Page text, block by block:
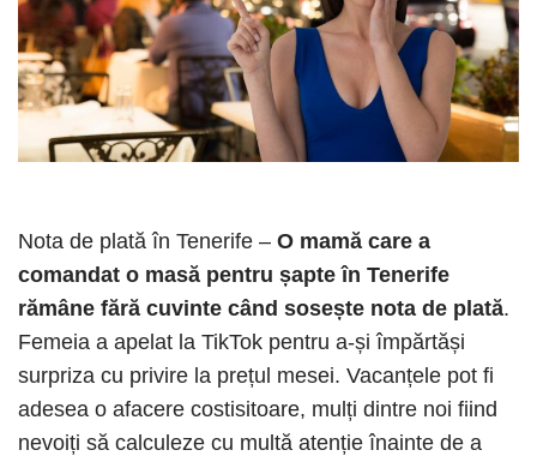
Nota de plată în Tenerife – O mamă care a
comandat o masă pentru șapte în Tenerife
rămâne fără cuvinte când sosește nota de plată.
Femeia a apelat la TikTok pentru a-și împărtăși
surpriza cu privire la prețul mesei. Vacanțele pot fi
adesea o afacere costisitoare, mulți dintre noi fiind
nevoiți să calculeze cu multă atenție înainte de a